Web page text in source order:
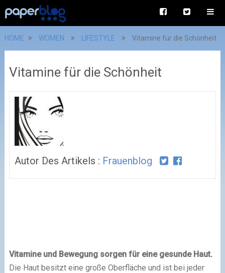
HOME WOMEN LIFESTYLE Vitamine für die Schönheit
Vitamine für die Schönheit
Autor Des Artikels : Frauenblog
Vitamine und Bewegung sorgen für eine gesunde Haut.
Die Haut besitzt eine große Oberfläche und ist bei jeder